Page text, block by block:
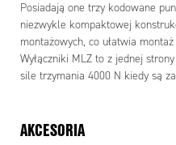
Posiadają one trzy kodowane
niezwykle kompaktowej
montażowych, co ułatwia
Wyłączniki MLZ to z jednej
sile trzymania 4000 N kiedy są
AKCESORIA